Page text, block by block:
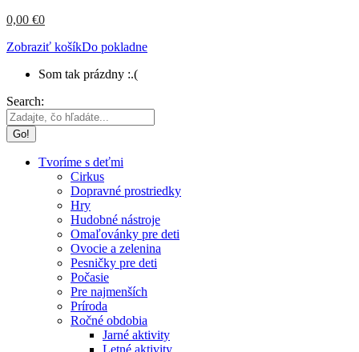
0,00 €0
Zobraziť košíkDo pokladne
Som tak prázdny :.(
Search:
Tvoríme s deťmi
Cirkus
Dopravné prostriedky
Hry
Hudobné nástroje
Omaľovánky pre deti
Ovocie a zelenina
Pesničky pre deti
Počasie
Pre najmenších
Príroda
Ročné obdobia
Jarné aktivity
Letné aktivity